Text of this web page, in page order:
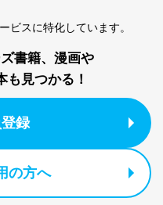
ビスに特化しています。
書籍、漫画や
も見つかる！
録
の方へ